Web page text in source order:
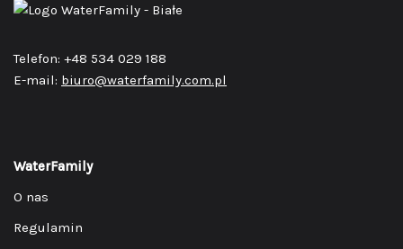
Telefon: +48 534 029 188
E-mail: biuro@waterfamily.com.pl
WaterFamily
O nas
Regulamin